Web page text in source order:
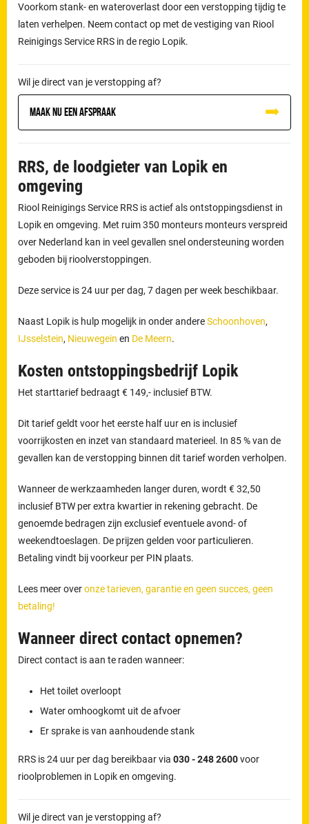
Voorkom stank- en wateroverlast door een verstopping tijdig te
laten verhelpen. Neem contact op met de vestiging van Riool
Reinigings Service RRS in de regio Lopik.
Wil je direct van je verstopping af?
Maak nu een afspraak
RRS, de loodgieter van Lopik en
omgeving
Riool Reinigings Service RRS is actief als ontstoppingsdienst in
Lopik en omgeving. Met ruim 350 monteurs monteurs verspreid
over Nederland kan in veel gevallen snel ondersteuning worden
geboden bij rioolverstoppingen.
Deze service is 24 uur per dag, 7 dagen per week beschikbaar.
Naast Lopik is hulp mogelijk in onder andereSchoonhoven,
IJsselstein, Nieuwegein en De Meern.
Kosten ontstoppingsbedrijf Lopik
Het starttarief bedraagt € 149,- inclusief BTW.
Dit tarief geldt voor het eerste half uur en is inclusief
voorrijkosten en inzet van standaard materieel. In 85 % van de
gevallen kan de verstopping binnen dit tarief worden verholpen.
Wanneer de werkzaamheden langer duren, wordt € 32,50
inclusief BTW per extra kwartier in rekening gebracht. De
genoemde bedragen zijn exclusief eventuele avond- of
weekendtoeslagen. De prijzen gelden voor particulieren.
Betaling vindt bij voorkeur per PIN plaats.
Lees meer overonze tarieven, garantie en geen succes, geen
betaling!
Wanneer direct contact opnemen?
Direct contact is aan te raden wanneer:
Het toilet overloopt
Water omhoogkomt uit de afvoer
Er sprake is van aanhoudende stank
RRS is 24 uur per dag bereikbaar via030 - 248 2600voor
rioolproblemen in Lopik en omgeving.
Wil je direct van je verstopping af?